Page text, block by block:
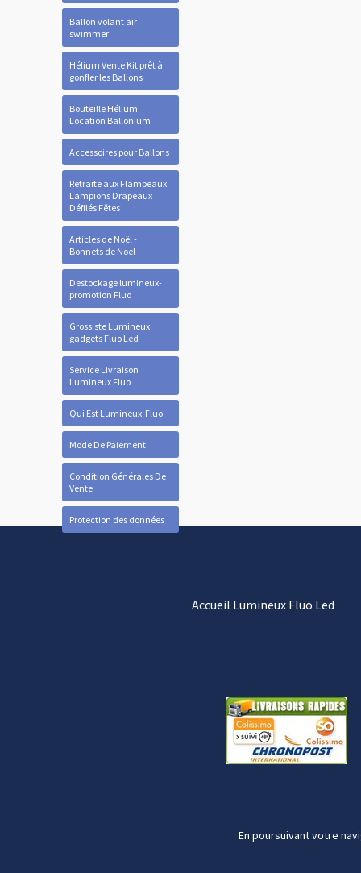
Ballon volant air
swimmer
Hélium Vente Kit prêt à
gonfler les Ballons
Bouteille Hélium
Location Ballonium
Accessoires pour Ballons
Retraite aux Flambeaux
Lampions Drapeaux
Défilés Fêtes
Articles de Noël -
Bonnets de Noel
Destockage lumineux-
promotion Fluo
Grossiste Lumineux
gadgets Fluo Led
Service Livraison
Lumineux Fluo
Qui Est Lumineux-Fluo
Mode De Paiement
Condition Générales De
Vente
Protection des données
Accueil Lumineux Fluo Led
En poursuivant votre